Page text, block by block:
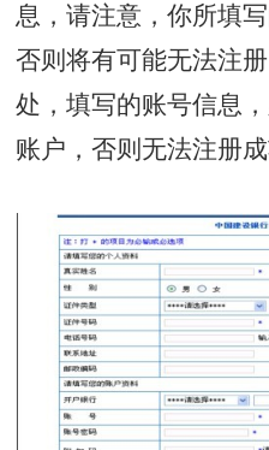
息，请注意，你所填
否则将有可能无法注
处，填写的账号信息
账户，否则无法注册成